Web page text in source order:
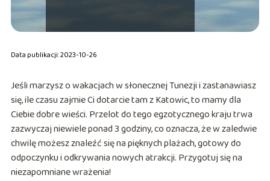
Data publikacji: 2023-10-26
Jeśli marzysz o wakacjach w słonecznej Tunezji i zastanawiasz
się, ile czasu zajmie Ci dotarcie tam z Katowic, to mamy dla
Ciebie dobre wieści. Przelot do tego egzotycznego kraju trwa
zazwyczaj niewiele ponad 3 godziny, co oznacza, że w zaledwie
chwilę możesz znaleźć się na pięknych plażach, gotowy do
odpoczynku i odkrywania nowych atrakcji. Przygotuj się na
niezapomniane wrażenia!